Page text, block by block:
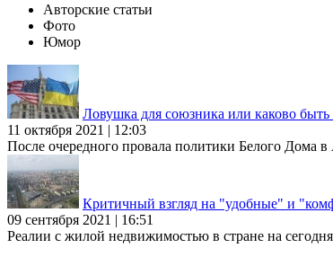
Авторские статьи
Фото
Юмор
Ловушка для союзника или каково
11 октября 2021 | 12:03
После очередного провала политики Белого Дома
Критичный взгляд на "удобные" и
09 сентября 2021 | 16:51
Реалии с жилой недвижимостью в стране на